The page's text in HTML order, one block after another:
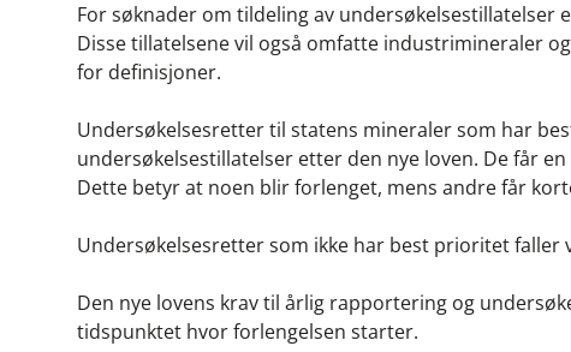
For søknader om tildeling av undersøkelsestillatelser
Disse tillatelsene vil også omfatte industrimineraler
for definisjoner.
Undersøkelsesretter til statens mineraler som har
undersøkelsestillatelser etter den nye loven. De får
Dette betyr at noen blir forlenget, mens andre får
Undersøkelsesretter som ikke har best prioritet
Den nye lovens krav til årlig rapportering og
tidspunktet hvor forlengelsen starter.